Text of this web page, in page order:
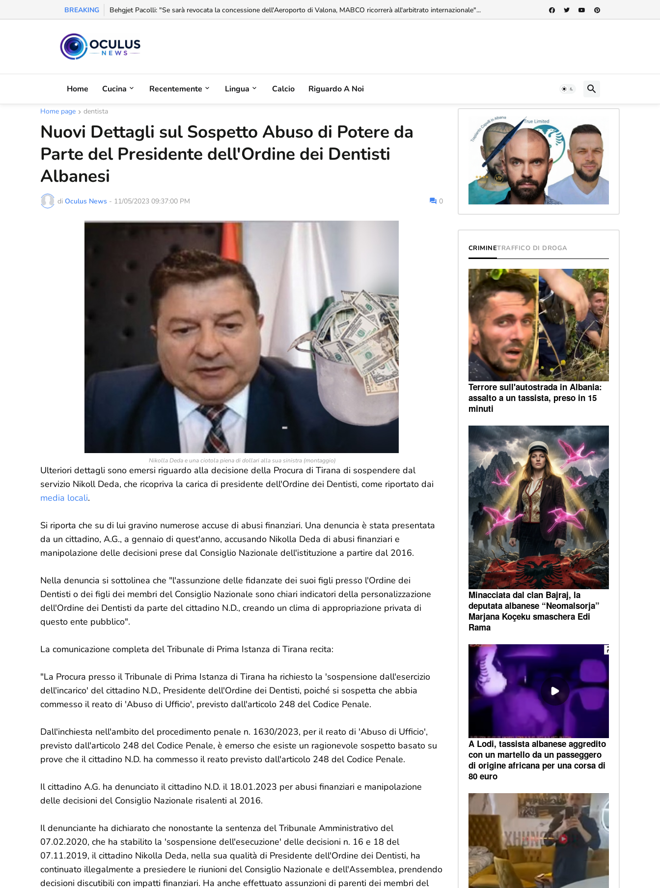
BREAKING Behgjet Pacolli: "Se sarà revocata la concessione dell'Aeroporto di Valona, MABCO ricorrerà all'arbitrato internazionale"...
Home Cucina Recentemente Lingua Calcio Riguardo A Noi
Home page dentista
Nuovi Dettagli sul Sospetto Abuso di Potere da
Parte del Presidente dell'Ordine dei Dentisti
Albanesi
di Oculus News - 11/05/2023 09:37:00 PM 0
Nikolla Deda e una ciotola piena di dollari alla sua sinistra (montaggio)
Ulteriori dettagli sono emersi riguardo alla decisione della Procura di Tirana di sospendere dal
servizio Nikoll Deda, che ricopriva la carica di presidente dell'Ordine dei Dentisti, come riportato dai
media locali.
Si riporta che su di lui gravino numerose accuse di abusi finanziari. Una denuncia è stata presentata
da un cittadino, A.G., a gennaio di quest'anno, accusando Nikolla Deda di abusi finanziari e
manipolazione delle decisioni prese dal Consiglio Nazionale dell'istituzione a partire dal 2016.
Nella denuncia si sottolinea che "l'assunzione delle fidanzate dei suoi figli presso l'Ordine dei
Dentisti o dei figli dei membri del Consiglio Nazionale sono chiari indicatori della personalizzazione
dell'Ordine dei Dentisti da parte del cittadino N.D., creando un clima di appropriazione privata di
questo ente pubblico".
La comunicazione completa del Tribunale di Prima Istanza di Tirana recita:
"La Procura presso il Tribunale di Prima Istanza di Tirana ha richiesto la 'sospensione dall'esercizio
dell'incarico' del cittadino N.D., Presidente dell'Ordine dei Dentisti, poiché si sospetta che abbia
commesso il reato di 'Abuso di Ufficio', previsto dall'articolo 248 del Codice Penale.
Dall'inchiesta nell'ambito del procedimento penale n. 1630/2023, per il reato di 'Abuso di Ufficio',
previsto dall'articolo 248 del Codice Penale, è emerso che esiste un ragionevole sospetto basato su
prove che il cittadino N.D. ha commesso il reato previsto dall'articolo 248 del Codice Penale.
Il cittadino A.G. ha denunciato il cittadino N.D. il 18.01.2023 per abusi finanziari e manipolazione
delle decisioni del Consiglio Nazionale risalenti al 2016.
Il denunciante ha dichiarato che nonostante la sentenza del Tribunale Amministrativo del
07.02.2020, che ha stabilito la 'sospensione dell'esecuzione' delle decisioni n. 16 e 18 del
07.11.2019, il cittadino Nikolla Deda, nella sua qualità di Presidente dell'Ordine dei Dentisti, ha
continuato illegalmente a presiedere le riunioni del Consiglio Nazionale e dell'Assemblea, prendendo
decisioni discutibili con impatti finanziari. Ha anche effettuato assunzioni di parenti dei membri del
CRIMINETRAFFICO DI DROGA
Terrore sull'autostrada in Albania:
assalto a un tassista, preso in 15
minuti
Minacciata dal clan Bajraj, la
deputata albanese “Neomalsorja”
Marjana Koçeku smaschera Edi
Rama
A Lodi, tassista albanese aggredito
con un martello da un passeggero
di origine africana per una corsa di
80 euro